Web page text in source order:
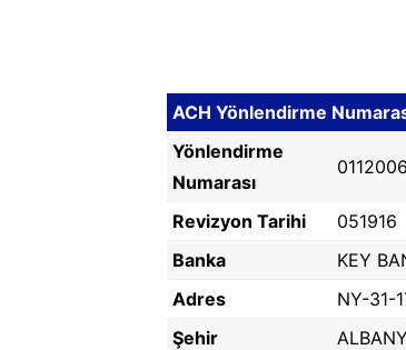
ACH Yönlendirme
Yönlendirme
Numarası
Revizyon Tarihi
051916
Banka
KEY
Adres
NY-31-
Şehir
ALBANY